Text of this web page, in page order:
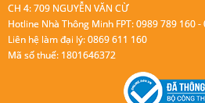
CH 4: 709 NGUYỄN VĂN CỪ
Hotline Nhà Thông Minh FPT: 0989 789 160
Liên hệ làm đại lý: 0869 611 160
Mã số thuế: 1801646372